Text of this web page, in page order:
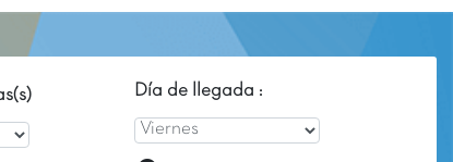
Día de llegada :